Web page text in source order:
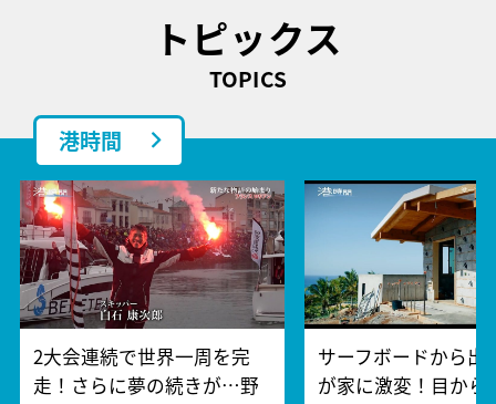
トピックス
TOPICS
港時間
2大会連続で世界一周を完
走！さらに夢の続きが…野
サーフボードから出
が家に激変！目から